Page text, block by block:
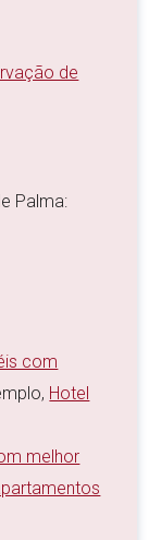
de
Palma:
com
Hotel
melhor